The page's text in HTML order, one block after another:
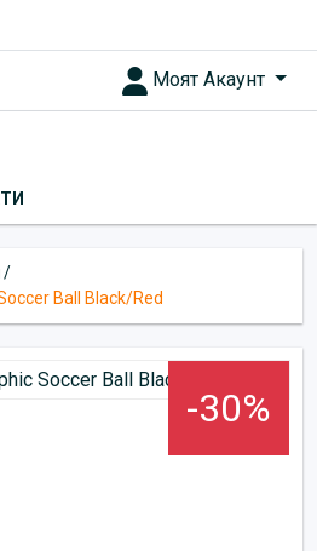
Моят Акаунт
/
Ball Black/Red
-30%